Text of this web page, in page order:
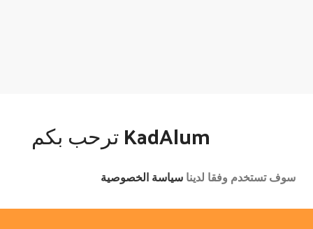
KadAlum ترحب بكم
سوف تستخدم وفقا لديناسياسة الخصوصية